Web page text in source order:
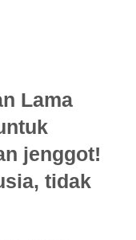
Lama
jenggot!
tidak